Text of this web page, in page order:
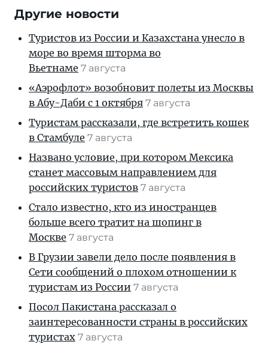
Другие новости
Туристов из России и Казахстана унесло в
море во время шторма во
Вьетнаме 7 августа
«Аэрофлот» возобновит полеты из Москвы
в Абу-Даби с 1 октября 7 августа
Туристам рассказали, где встретить кошек
в Стамбуле 7 августа
Названо условие, при котором Мексика
станет массовым направлением для
российских туристов 7 августа
Стало известно, кто из иностранцев
больше всего тратит на шопинг в
Москве 7 августа
В Грузии завели дело после появления в
Сети сообщений о плохом отношении к
туристам из России 7 августа
Посол Пакистана рассказал о
заинтересованности страны в российских
туристах 7 августа